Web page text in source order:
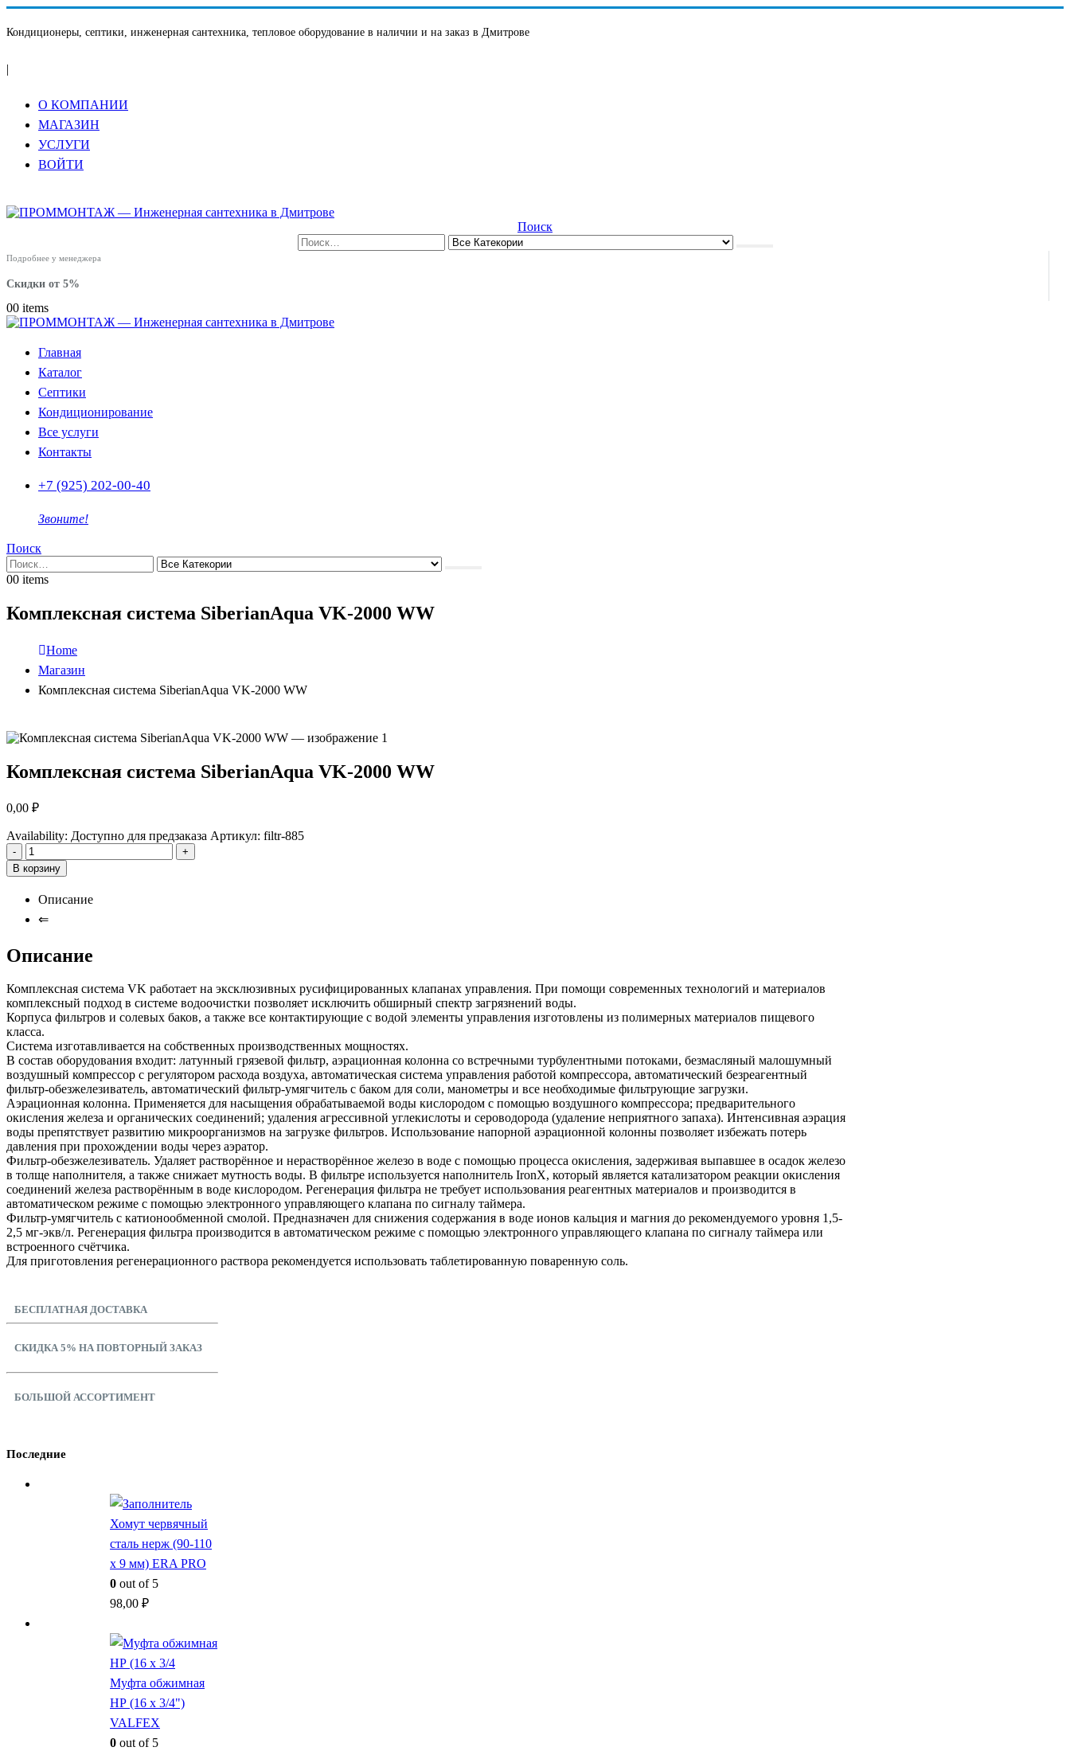
Кондиционеры, септики, инженерная сантехника, тепловое оборудование в наличии и на заказ в Дмитрове
|
О КОМПАНИИ
МАГАЗИН
УСЛУГИ
ВОЙТИ
Поиск
Подробнее у менеджера
Скидки от 5%
00 items
Главная
Каталог
Септики
Кондиционирование
Все услуги
Контакты
+7 (925) 202-00-40
Звоните!
Поиск
00 items
Комплексная система SiberianAqua VK-2000 WW
Home
Магазин
Комплексная система SiberianAqua VK-2000 WW
Комплексная система SiberianAqua VK-2000 WW
0,00 ₽
Availability: Доступно для предзаказа Артикул: filtr-885
-
+
В корзину
Описание
⇐
Описание
Комплексная система VK работает на эксклюзивных русифицированных клапанах управления. При помощи современных технологий и материалов
комплексный подход в системе водоочистки позволяет исключить обширный спектр загрязнений воды.
Корпуса фильтров и солевых баков, а также все контактирующие с водой элементы управления изготовлены из полимерных материалов пищевого
класса.
Система изготавливается на собственных производственных мощностях.
В состав оборудования входит: латунный грязевой фильтр, аэрационная колонна со встречными турбулентными потоками, безмасляный малошумный
воздушный компрессор с регулятором расхода воздуха, автоматическая система управления работой компрессора, автоматический безреагентный
фильтр-обезжелезиватель, автоматический фильтр-умягчитель с баком для соли, манометры и все необходимые фильтрующие загрузки.
Аэрационная колонна. Применяется для насыщения обрабатываемой воды кислородом с помощью воздушного компрессора; предварительного
окисления железа и органических соединений; удаления агрессивной углекислоты и сероводорода (удаление неприятного запаха). Интенсивная аэрация
воды препятствует развитию микроорганизмов на загрузке фильтров. Использование напорной аэрационной колонны позволяет избежать потерь
давления при прохождении воды через аэратор.
Фильтр-обезжелезиватель. Удаляет растворённое и нерастворённое железо в воде с помощью процесса окисления, задерживая выпавшее в осадок железо
в толще наполнителя, а также снижает мутность воды. В фильтре используется наполнитель IronX, который является катализатором реакции окисления
соединений железа растворённым в воде кислородом. Регенерация фильтра не требует использования реагентных материалов и производится в
автоматическом режиме с помощью электронного управляющего клапана по сигналу таймера.
Фильтр-умягчитель с катионообменной смолой. Предназначен для снижения содержания в воде ионов кальция и магния до рекомендуемого уровня 1,5-
2,5 мг-экв/л. Регенерация фильтра производится в автоматическом режиме с помощью электронного управляющего клапана по сигналу таймера или
встроенного счётчика.
Для приготовления регенерационного раствора рекомендуется использовать таблетированную поваренную соль.
БЕСПЛАТНАЯ ДОСТАВКА
СКИДКА 5% НА ПОВТОРНЫЙ ЗАКАЗ
БОЛЬШОЙ АССОРТИМЕНТ
Последние
Хомут червячный
сталь нерж (90-110
x 9 мм) ERA PRO
0 out of 5
98,00₽
Муфта обжимная
НР (16 x 3/4")
VALFEX
0 out of 5